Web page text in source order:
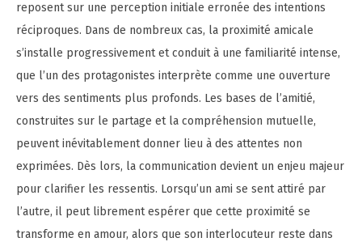
reposent sur une perception initiale erronée des intentions
réciproques. Dans de nombreux cas, la proximité amicale
s’installe progressivement et conduit à une familiarité intense,
que l’un des protagonistes interprète comme une ouverture
vers des sentiments plus profonds. Les bases de l’amitié,
construites sur le partage et la compréhension mutuelle,
peuvent inévitablement donner lieu à des attentes non
exprimées. Dès lors, la communication devient un enjeu majeur
pour clarifier les ressentis. Lorsqu’un ami se sent attiré par
l’autre, il peut librement espérer que cette proximité se
transforme en amour, alors que son interlocuteur reste dans